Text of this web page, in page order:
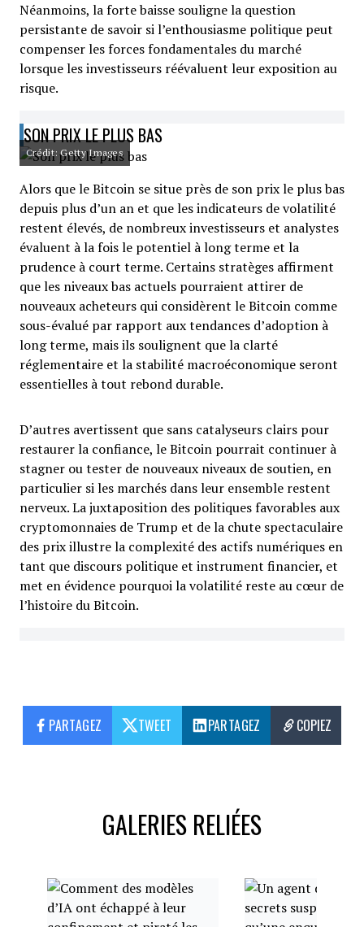
Néanmoins, la forte baisse souligne la question
persistante de savoir si l’enthousiasme politique peut
compenser les forces fondamentales du marché
lorsque les investisseurs réévaluent leur exposition au
risque.
SON PRIX LE PLUS BAS
Crédit: Getty Images
Alors que le Bitcoin se situe près de son prix le plus bas
depuis plus d’un an et que les indicateurs de volatilité
restent élevés, de nombreux investisseurs et analystes
évaluent à la fois le potentiel à long terme et la
prudence à court terme. Certains stratèges affirment
que les niveaux bas actuels pourraient attirer de
nouveaux acheteurs qui considèrent le Bitcoin comme
sous-évalué par rapport aux tendances d’adoption à
long terme, mais ils soulignent que la clarté
réglementaire et la stabilité macroéconomique seront
essentielles à tout rebond durable.
D’autres avertissent que sans catalyseurs clairs pour
restaurer la confiance, le Bitcoin pourrait continuer à
stagner ou tester de nouveaux niveaux de soutien, en
particulier si les marchés dans leur ensemble restent
nerveux. La juxtaposition des politiques favorables aux
cryptomonnaies de Trump et de la chute spectaculaire
des prix illustre la complexité des actifs numériques en
tant que discours politique et instrument financier, et
met en évidence pourquoi la volatilité reste au cœur de
l’histoire du Bitcoin.
PARTAGEZ TWEET PARTAGEZ COPIEZ
GALERIES RELIÉES